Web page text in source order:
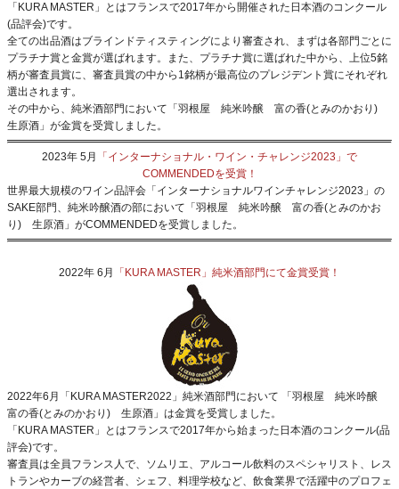
「KURA MASTER」とはフランスで2017年から開催された日本酒のコンクール
(品評会)です。
全ての出品酒はブラインドティスティングにより審査され、まずは各部門ごとに
プラチナ賞と金賞が選ばれます。また、プラチナ賞に選ばれた中から、上位5銘
柄が審査員賞に、審査員賞の中から1銘柄が最高位のプレジデント賞にそれぞれ
選出されます。
その中から、純米酒部門において「羽根屋 純米吟醸 富の香(とみのかおり)
生原酒」が金賞を受賞しました。
2023年 5月
「インターナショナル・ワイン・チャレンジ2023」で
COMMENDEDを受賞！
世界最大規模のワイン品評会「インターナショナルワインチャレンジ2023」の
SAKE部門、純米吟醸酒の部において「羽根屋 純米吟醸 富の香(とみのかお
り) 生原酒」がCOMMENDEDを受賞しました。
2022年 6月 「KURA MASTER」純米酒部門にて金賞受賞！
2022年6月「KURA MASTER2022」純米酒部門において 「羽根屋 純米吟醸
富の香(とみのかおり) 生原酒」は金賞を受賞しました。
「KURA MASTER」とはフランスで2017年から始まった日本酒のコンクール(品
評会)です。
審査員は全員フランス人で、ソムリエ、アルコール飲料のスペシャリスト、レス
トランやカーブの経営者、シェフ、料理学校など、飲食業界で活躍中のプロフェ